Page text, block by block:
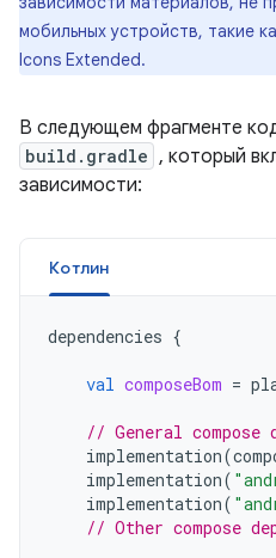
мобильных устройств, такие
Icons Extended.
В следующем фрагменте
build.gradle , который
зависимости:
Котлин
dependencies {
val composeBom =
// General compose
implementation(
implementation(
implementation(
// Other compose